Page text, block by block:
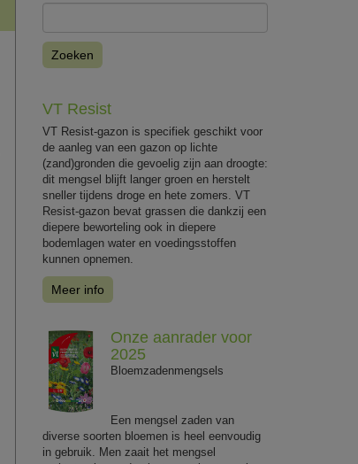
Zoeken
VT Resist
VT Resist-gazon is specifiek geschikt voor
de aanleg van een gazon op lichte
(zand)gronden die gevoelig zijn aan droogte:
dit mengsel blijft langer groen en herstelt
sneller tijdens droge en hete zomers. VT
Resist-gazon bevat grassen die dankzij een
diepere beworteling ook in diepere
bodemlagen water en voedingsstoffen
kunnen opnemen.
Meer info
Onze aanrader voor
2025
Bloemzadenmengsels
Een mengsel zaden van
diverse soorten bloemen is heel eenvoudig
in gebruik. Men zaait het mengsel